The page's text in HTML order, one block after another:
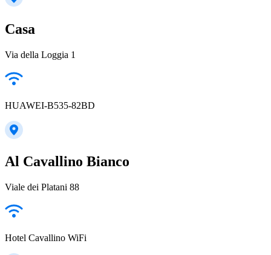
Casa
Via della Loggia 1
HUAWEI-B535-82BD
Al Cavallino Bianco
Viale dei Platani 88
Hotel Cavallino WiFi